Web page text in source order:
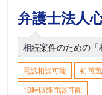
弁護士法人
相続案件のための
電話相談可能 初回
18時以降面談可能